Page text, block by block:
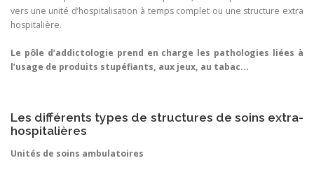
vers une unité d’hospitalisation à temps complet ou une structure extra
hospitalière.
Le pôle d’addictologie prend en charge les pathologies liées à
l’usage de produits stupéfiants, aux jeux, au tabac…
Les différents types de structures de soins extra-
hospitalières
Unités de soins ambulatoires